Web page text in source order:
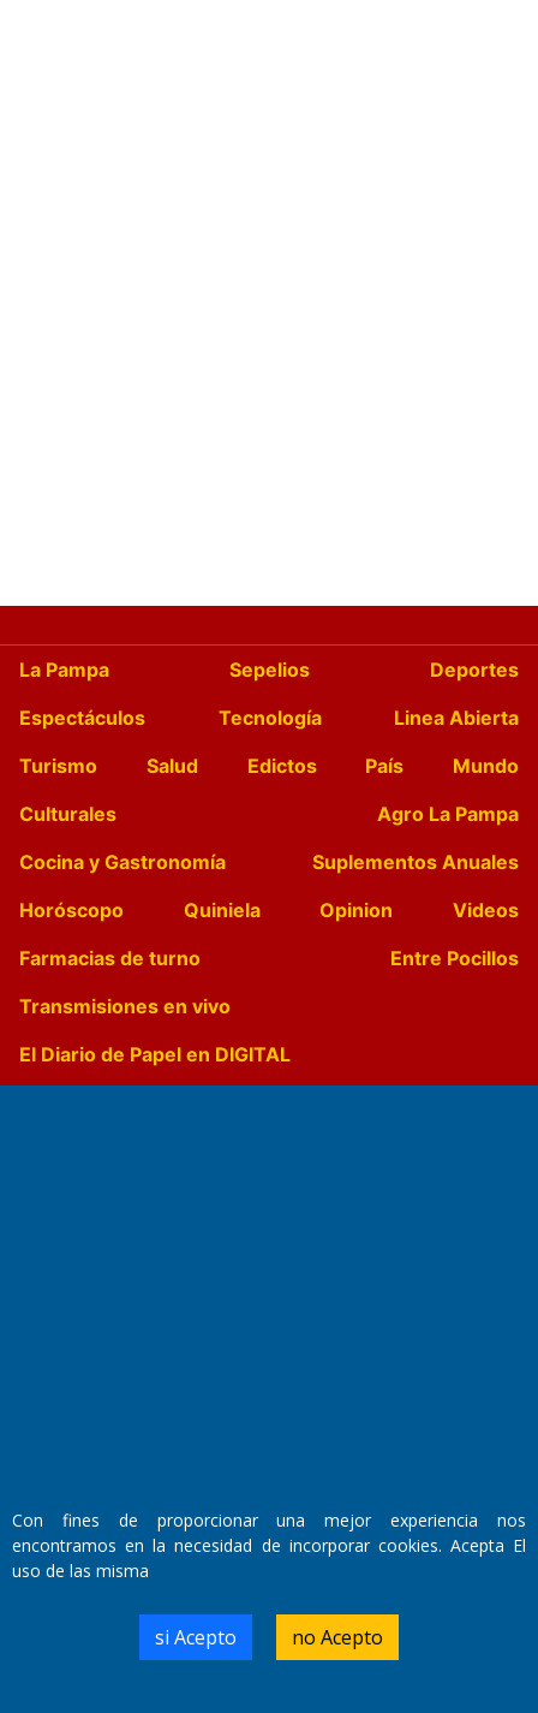
La Pampa Sepelios
Deportes
Espectáculos
Tecnología
Linea Abierta
Turismo
Salud Edictos País
Mundo
Culturales
Agro La Pampa
Cocina y Gastronomía
Suplementos Anuales
Horóscopo
Quiniela Opinion
Videos
Farmacias de turno
Entre Pocillos
Transmisiones en vivo
El Diario de Papel en DIGITAL
Walter René Goñi
Domicilio Legal: José Ingenieros 855,
Santa Rosa, La Pampa.
Número de Registro DNDA:
Con fines de proporcionar una mejor experiencia nos
encontramos en la necesidad de incorporar cookies. Acepta El
uso de las misma
si Acepto no Acepto